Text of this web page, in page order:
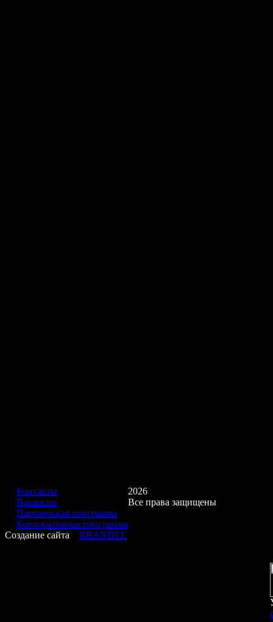
Контакты
Вакансии
Партнерская программа
Корпоративная программа
2026
Все права защищены
Создание сайта BRANDEL